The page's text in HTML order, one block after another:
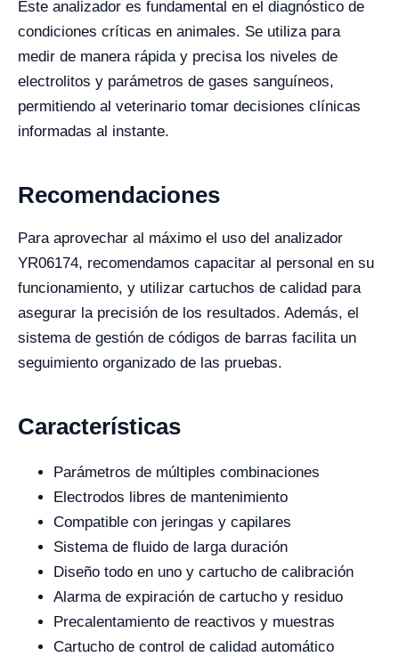
Este analizador es fundamental en el diagnóstico de
condiciones críticas en animales. Se utiliza para
medir de manera rápida y precisa los niveles de
electrolitos y parámetros de gases sanguíneos,
permitiendo al veterinario tomar decisiones clínicas
informadas al instante.
Recomendaciones
Para aprovechar al máximo el uso del analizador
YR06174, recomendamos capacitar al personal en su
funcionamiento, y utilizar cartuchos de calidad para
asegurar la precisión de los resultados. Además, el
sistema de gestión de códigos de barras facilita un
seguimiento organizado de las pruebas.
Características
Parámetros de múltiples combinaciones
Electrodos libres de mantenimiento
Compatible con jeringas y capilares
Sistema de fluido de larga duración
Diseño todo en uno y cartucho de calibración
Alarma de expiración de cartucho y residuo
Precalentamiento de reactivos y muestras
Cartucho de control de calidad automático